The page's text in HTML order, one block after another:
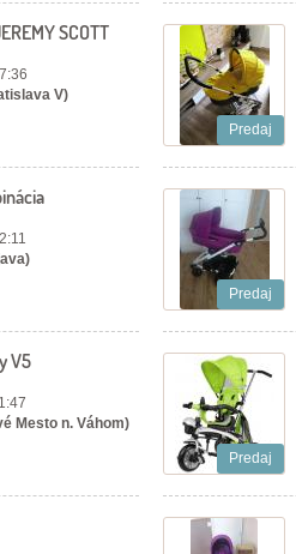
SCOTT
V)
Predaj
Predaj
V5
Mesto n. Váhom)
Predaj